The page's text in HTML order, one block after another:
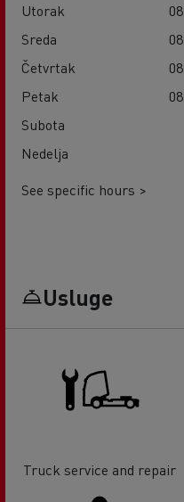
Utorak
Sreda
Četvrtak
Petak
Subota
Nedelja
See specific hours >
Usluge
Truck service and repair